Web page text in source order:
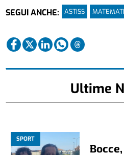
SEGUI ANCHE:
ASTISS
Ultime
SPORT